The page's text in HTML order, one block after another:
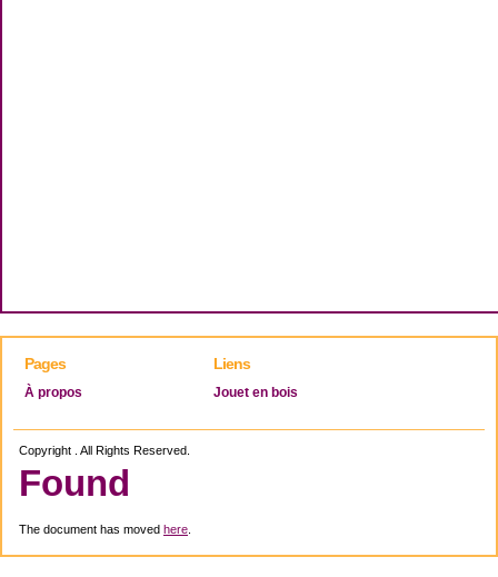
Pages
À propos
Liens
Jouet en bois
Copyright . All Rights Reserved.
Found
The document has moved here